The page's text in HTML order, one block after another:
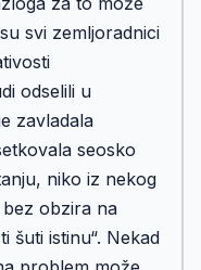
svi zemljoradnici
odselili u
zavladala
seosko
niko iz nekog
obzira na
šuti istinu“. Nekad